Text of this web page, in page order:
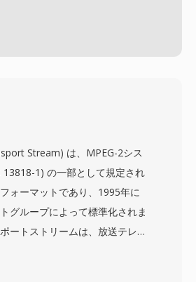
Stream) は、MPEG-2シス
13818-1) の一部として規定され
ォーマットであり、1995年に
グループによって標準化されま
ートストリームは、放送テレ
ットワークストリーミングな